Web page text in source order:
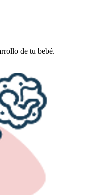
de tu bebé.